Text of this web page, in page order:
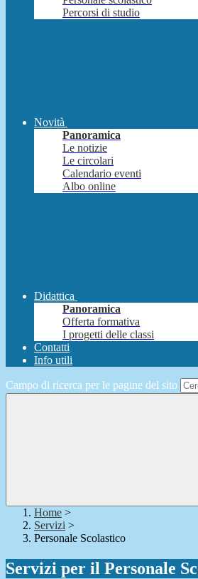
Percorsi di studio
Novità
Panoramica
Le notizie
Le circolari
Calendario eventi
Albo online
Didattica
Panoramica
Offerta formativa
I progetti delle classi
Contatti
Info utili
Campo di ricerca per le pagine del sito
Home >
Servizi >
Personale Scolastico
Servizi per il Personale